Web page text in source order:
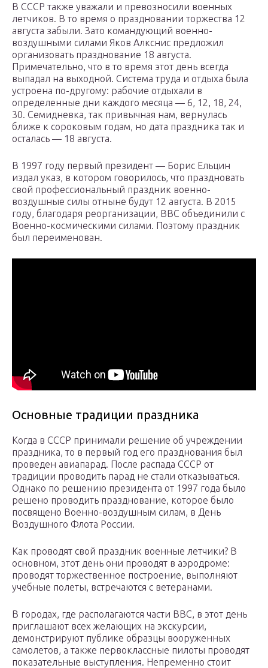
В СССР также уважали и превозносили военных
летчиков. В то время о праздновании торжества 12
августа забыли. Зато командующий военно-
воздушными силами Яков Алкснис предложил
организовать празднование 18 августа.
Примечательно, что в то время этот день всегда
выпадал на выходной. Система труда и отдыха была
устроена по-другому: рабочие отдыхали в
определенные дни каждого месяца — 6, 12, 18, 24,
30. Семидневка, так привычная нам, вернулась
ближе к сороковым годам, но дата праздника так и
осталась — 18 августа.
В 1997 году первый президент — Борис Ельцин
издал указ, в котором говорилось, что праздновать
свой профессиональный праздник военно-
воздушные силы отныне будут 12 августа. В 2015
году, благодаря реорганизации, ВВС объединили с
Военно-космическими силами. Поэтому праздник
был переименован.
Основные традиции праздника
Когда в СССР принимали решение об учреждении
праздника, то в первый год его празднования был
проведен авиапарад. После распада СССР от
традиции проводить парад не стали отказываться.
Однако по решению президента от 1997 года было
решено проводить празднование, которое было
посвящено Военно-воздушным силам, в День
Воздушного Флота России.
Как проводят свой праздник военные летчики? В
основном, этот день они проводят в аэродроме:
проводят торжественное построение, выполняют
учебные полеты, встречаются с ветеранами.
В городах, где располагаются части ВВС, в этот день
приглашают всех желающих на экскурсии,
демонстрируют публике образцы вооруженных
самолетов, а также первоклассные пилоты проводят
показательные выступления. Непременно стоит